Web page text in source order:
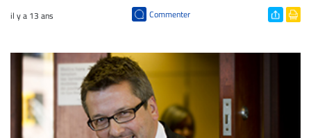
Continue
Scoop?
CABINETS
ET
ENTREPRISES
il y a 13 ans Commenter